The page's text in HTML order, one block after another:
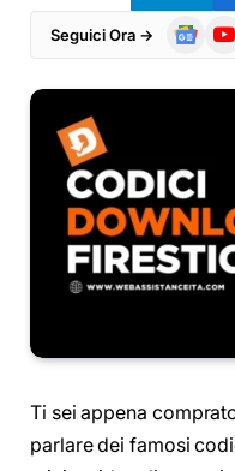
Seguici Ora →
Google
Ti sei appena
parlare dei famosi